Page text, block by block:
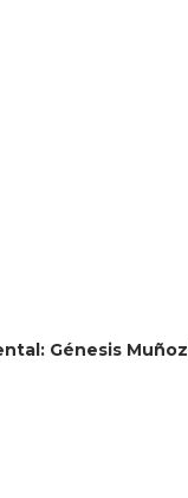
Génesis Muñoz